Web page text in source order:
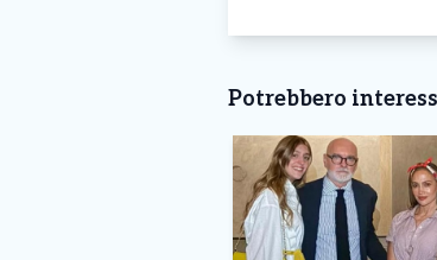
Potrebbero